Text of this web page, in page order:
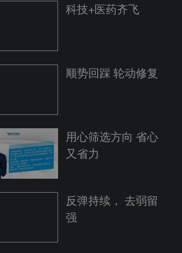
科技+医药齐飞
顺势回踩 轮动修复
用心筛选方向 省心
又省力
反弹持续， 去弱留
强